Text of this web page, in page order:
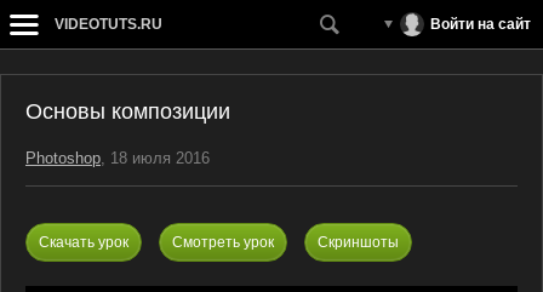
VIDEOTUTS.RU Войти на сайт
Основы композиции
Photoshop, 18 июля 2016
Скачать урок Смотреть урок Скриншоты